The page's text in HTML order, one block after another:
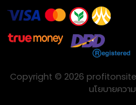
Copyright © 2026
นโยบายควา